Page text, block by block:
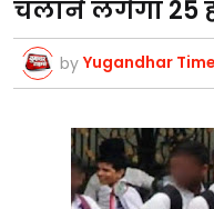
चलाने लगेगा 25
by Yugandhar